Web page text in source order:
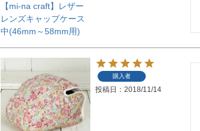
【mi-na craft】レザー
レンズキャップケース
中(46mm～58mm用)
購入者
投稿日 2018/11/14